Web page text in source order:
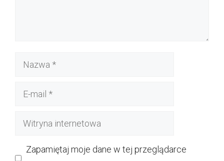
Nazwa
Witryna
Zapamiętaj moje dane w tej przeglądarce